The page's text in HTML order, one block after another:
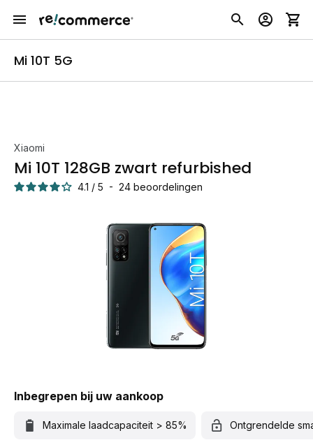
Mi 10T 5G
Xiaomi
Mi 10T 128GB zwart refurbished
4.1 / 5 - 24 beoordelingen
Inbegrepen bij uw aankoop
Maximale laadcapaciteit > 85% Ontgrendelde